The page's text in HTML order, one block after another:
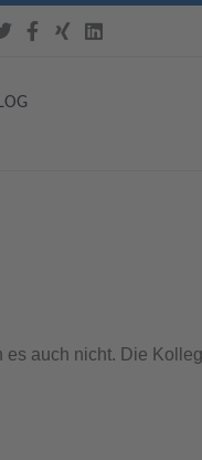
auch nicht. Die